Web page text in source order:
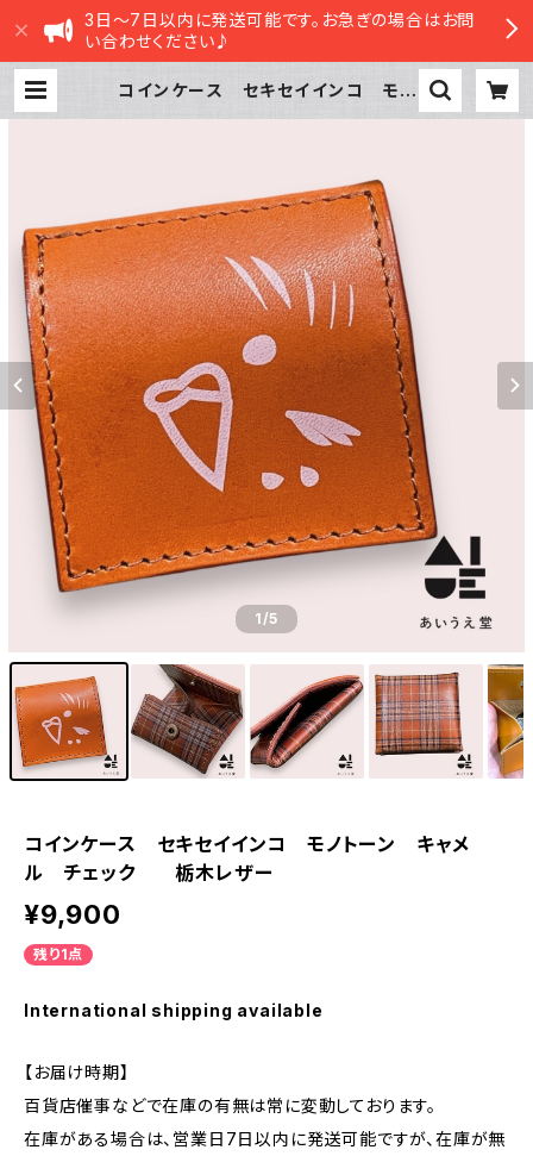
3日～7日以内に発送可能です。お急ぎの場合はお問
い合わせください♪
コインケース セキセイインコ モノ
1/5
コインケース セキセイインコ モノトーン キャメ
ル チェック 栃木レザー
¥9,900
残り1点
International shipping available
【お届け時期】
百貨店催事などで在庫の有無は常に変動しております。
在庫がある場合は、営業日7日以内に発送可能ですが、在庫が無